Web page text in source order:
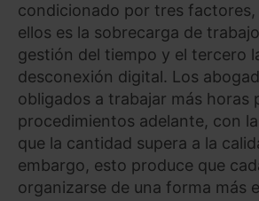
condicionado por tres factores,
ellos es la sobrecarga de
gestión del tiempo y el tercero
desconexión digital. Los
obligados a trabajar más horas
procedimientos adelante, con
que la cantidad supera a la
embargo, esto produce que
organizarse de una forma más